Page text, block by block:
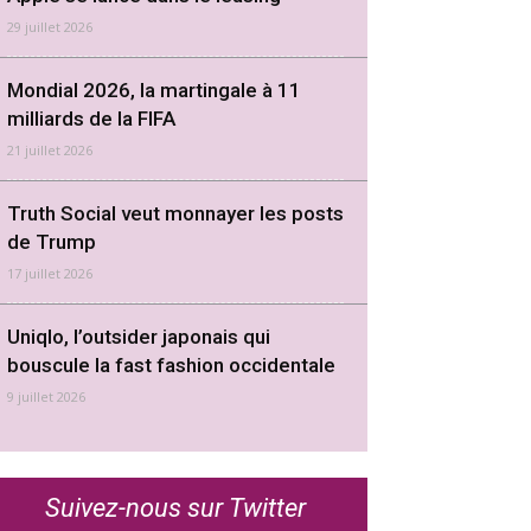
29 juillet 2026
Mondial 2026, la martingale à 11
milliards de la FIFA
21 juillet 2026
Truth Social veut monnayer les posts
de Trump
17 juillet 2026
Uniqlo, l’outsider japonais qui
bouscule la fast fashion occidentale
9 juillet 2026
Suivez-nous sur Twitter